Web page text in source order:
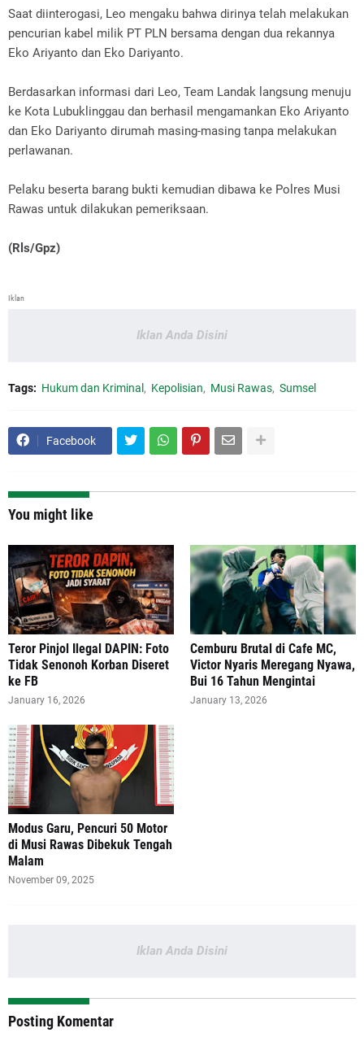
Saat diinterogasi, Leo mengaku bahwa dirinya telah melakukan
pencurian kabel milik PT PLN bersama dengan dua rekannya
Eko Ariyanto dan Eko Dariyanto.
Berdasarkan informasi dari Leo, Team Landak langsung menuju
ke Kota Lubuklinggau dan berhasil mengamankan Eko Ariyanto
dan Eko Dariyanto dirumah masing-masing tanpa melakukan
perlawanan.
Pelaku beserta barang bukti kemudian dibawa ke Polres Musi
Rawas untuk dilakukan pemeriksaan.
(Rls/Gpz)
Iklan
Iklan Anda Disini
Tags: Hukum dan Kriminal Kepolisian Musi Rawas Sumsel
Facebook
You might like
Teror Pinjol Ilegal DAPIN: Foto
Tidak Senonoh Korban Diseret
ke FB
January 16, 2026
Cemburu Brutal di Cafe MC,
Victor Nyaris Meregang Nyawa,
Bui 16 Tahun Mengintai
January 13, 2026
Modus Garu, Pencuri 50 Motor
di Musi Rawas Dibekuk Tengah
Malam
November 09, 2025
Iklan Anda Disini
Posting Komentar